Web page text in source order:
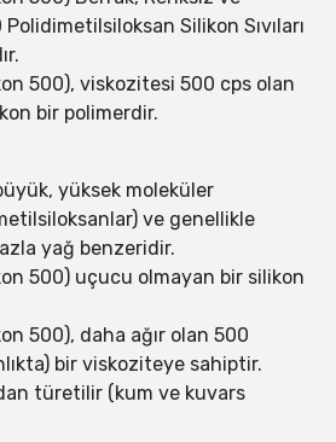
Silikon Sıvıları
500), viskozitesi 500 cps olan
bir polimerdir.
yüksek moleküler
ve genellikle
yağ benzeridir.
500) uçucu olmayan bir silikon
500), daha ağır olan 500
bir viskoziteye sahiptir.
türetilir (kum ve kuvars